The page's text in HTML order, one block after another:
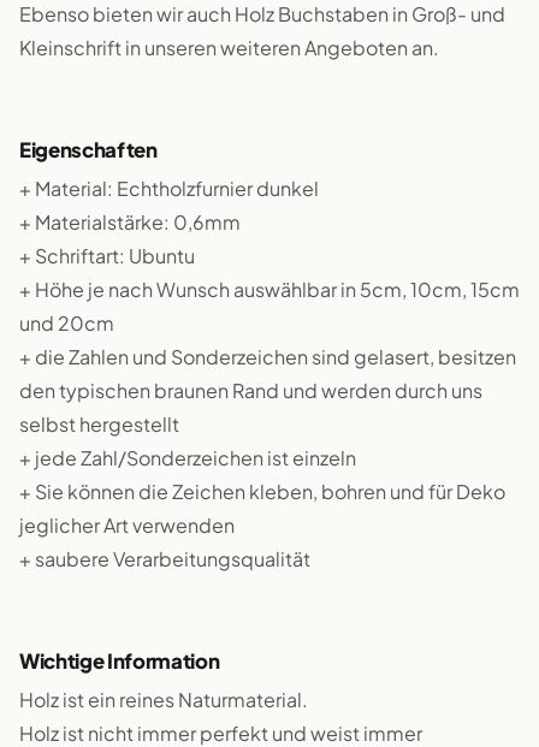
Ebenso bieten wir auch Holz Buchstaben in Groß- und
Kleinschrift in unseren weiteren Angeboten an.
Eigenschaften
+ Material: Echtholzfurnier dunkel
+ Materialstärke: 0,6mm
+ Schriftart: Ubuntu
+ Höhe je nach Wunsch auswählbar in 5cm, 10cm, 15cm
und 20cm
+ die Zahlen und Sonderzeichen sind gelasert, besitzen
den typischen braunen Rand und werden durch uns
selbst hergestellt
+ jede Zahl/Sonderzeichen ist einzeln
+ Sie können die Zeichen kleben, bohren und für Deko
jeglicher Art verwenden
+ saubere Verarbeitungsqualität
Wichtige Information
Holz ist ein reines Naturmaterial.
Holz ist nicht immer perfekt und weist immer